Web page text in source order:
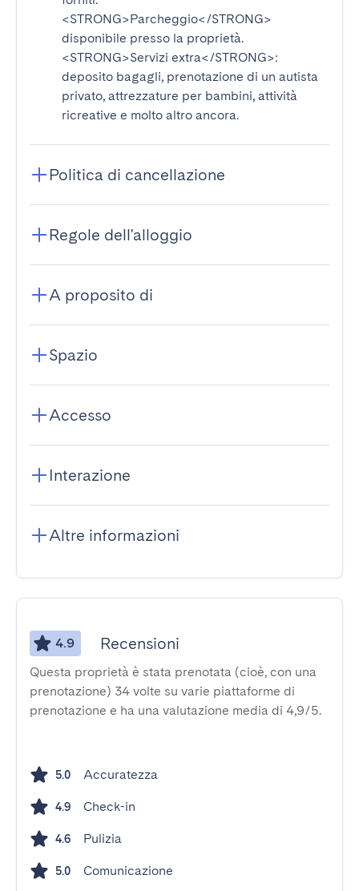
<STRONG>Parcheggio</STRONG>
disponibile presso la proprietà.
<STRONG>Servizi extra</STRONG>:
deposito bagagli, prenotazione di un autista
privato, attrezzature per bambini, attività
ricreative e molto altro ancora.
Politica di cancellazione
Regole dell'alloggio
A proposito di
Spazio
Accesso
Interazione
Altre informazioni
4.9 Recensioni
Questa proprietà è stata prenotata (cioè, con una
prenotazione) 34 volte su varie piattaforme di
prenotazione e ha una valutazione media di 4,9/5.
5.0 Accuratezza
4.9 Check-in
4.6 Pulizia
5.0 Comunicazione